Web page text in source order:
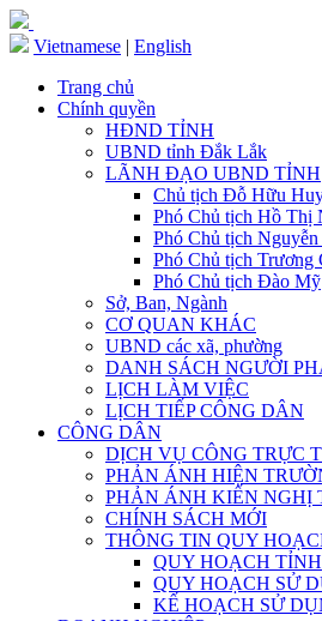
Vietnamese | English
Trang chủ
Chính quyền
HĐND TỈNH
UBND tỉnh Đắk Lắk
LÃNH ĐẠO UBND TỈNH
Chủ tịch Đỗ Hữu
Phó Chủ tịch Hồ Thị
Phó Chủ tịch
Phó Chủ tịch Trương
Phó Chủ tịch Đào Mỹ
Sở, Ban, Ngành
CƠ QUAN KHÁC
UBND các xã, phường
DANH SÁCH NGƯỜI
LỊCH LÀM VIỆC
LỊCH TIẾP CÔNG DÂN
CÔNG DÂN
DỊCH VỤ CÔNG TRỰC
PHẢN ÁNH HIỆN
PHẢN ÁNH KIẾN NGHỊ
CHÍNH SÁCH MỚI
THÔNG TIN QUY
QUY HOẠCH TỈNH
QUY HOẠCH SỬ
KẾ HOẠCH SỬ